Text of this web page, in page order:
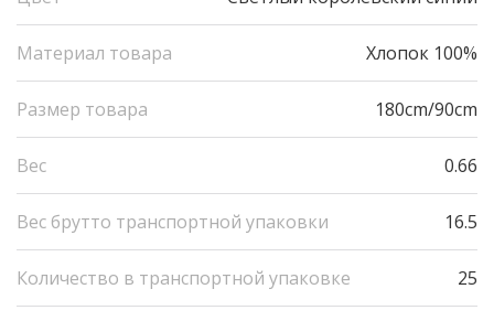
Материал товара Хлопок 100%
Размер товара 180cm/90cm
Вес 0.66
Вес брутто транспортной упаковки 16.5
Количество в транспортной упаковке 25